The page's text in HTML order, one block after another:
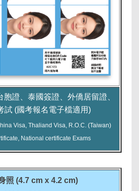
證、泰國簽證、外僑居留證、
試 (國考報名電子檔適用)
Visa, Thaliand Visa, R.O.C. (Taiwan)
National certificate Exams
照 (4.7 cm x 4.2 cm)